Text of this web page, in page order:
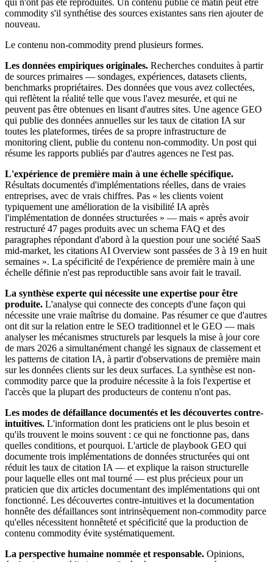
commodity s'il synthétise des sources existantes sans rien ajouter de
nouveau.
Le contenu non-commodity prend plusieurs formes.
Les données empiriques originales. Recherches conduites à partir
de sources primaires — sondages, expériences, datasets clients,
benchmarks propriétaires. Des données que vous avez collectées,
qui reflètent la réalité telle que vous l'avez mesurée, et qui ne
peuvent pas être obtenues en lisant d'autres sites. Une agence GEO
qui publie des données annuelles sur les taux de citation IA sur
toutes les plateformes, tirées de sa propre infrastructure de
monitoring client, publie du contenu non-commodity. Un post qui
résume les rapports publiés par d'autres agences ne l'est pas.
L'expérience de première main à une échelle spécifique.
Résultats documentés d'implémentations réelles, dans de vraies
entreprises, avec de vrais chiffres. Pas « les clients voient
typiquement une amélioration de la visibilité IA après
l'implémentation de données structurées » — mais « après avoir
restructuré 47 pages produits avec un schema FAQ et des
paragraphes répondant d'abord à la question pour une société SaaS
mid-market, les citations AI Overview sont passées de 3 à 19 en huit
semaines ». La spécificité de l'expérience de première main à une
échelle définie n'est pas reproductible sans avoir fait le travail.
La synthèse experte qui nécessite une expertise pour être
produite. L'analyse qui connecte des concepts d'une façon qui
nécessite une vraie maîtrise du domaine. Pas résumer ce que d'autres
ont dit sur la relation entre le SEO traditionnel et le GEO — mais
analyser les mécanismes structurels par lesquels la mise à jour core
de mars 2026 a simultanément changé les signaux de classement et
les patterns de citation IA, à partir d'observations de première main
sur les données clients sur les deux surfaces. La synthèse est non-
commodity parce que la produire nécessite à la fois l'expertise et
l'accès que la plupart des producteurs de contenu n'ont pas.
Les modes de défaillance documentés et les découvertes contre-
intuitives. L'information dont les praticiens ont le plus besoin et
qu'ils trouvent le moins souvent : ce qui ne fonctionne pas, dans
quelles conditions, et pourquoi. L'article de playbook GEO qui
documente trois implémentations de données structurées qui ont
réduit les taux de citation IA — et explique la raison structurelle
pour laquelle elles ont mal tourné — est plus précieux pour un
praticien que dix articles documentant des implémentations qui ont
fonctionné. Les découvertes contre-intuitives et la documentation
honnête des défaillances sont intrinsèquement non-commodity parce
qu'elles nécessitent honnêteté et spécificité que la production de
contenu commodity évite systématiquement.
La perspective humaine nommée et responsable. Opinions,